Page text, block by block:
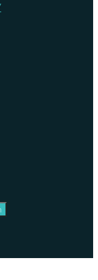
SPORTOWEJ DO